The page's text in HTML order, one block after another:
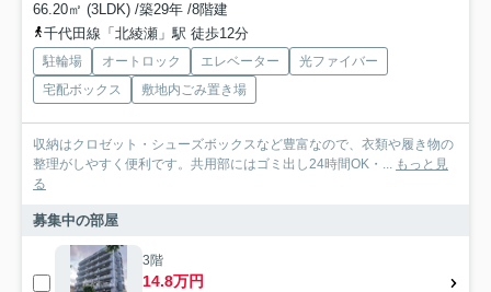
66.20㎡ (3LDK) /築29年 /8階建
千代田線「北綾瀬」駅 徒歩12分
駐輪場 オートロック エレベーター
光ファイバー
宅配ボックス
敷地内ごみ置き場
収納はクロゼット・シューズボックスなど豊富なので、衣類や履き物の
整理がしやすく便利です。共用部にはゴミ出し24時間OK・... もっと見
る
募集中の部屋
3階
14.8万円